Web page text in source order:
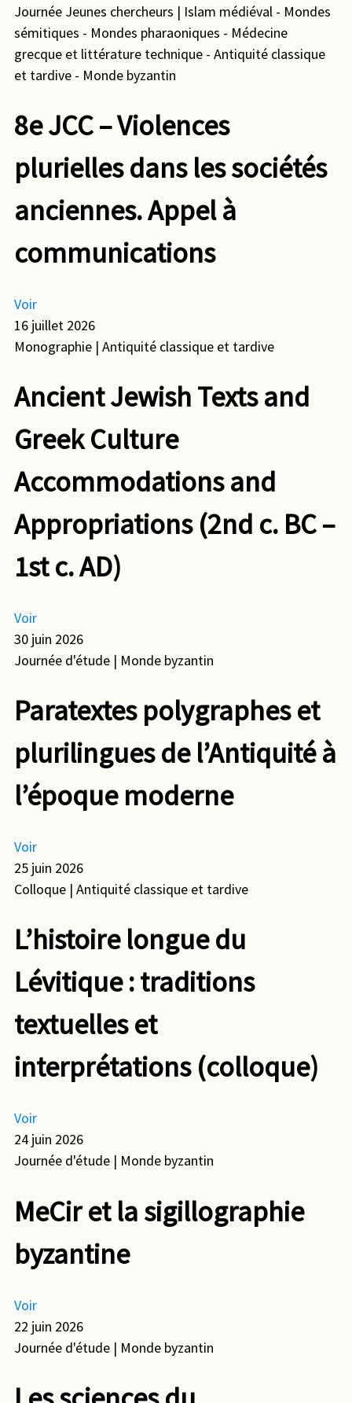
Journée Jeunes chercheurs | Islam médiéval - Mondes
sémitiques - Mondes pharaoniques - Médecine
grecque et littérature technique - Antiquité classique
et tardive - Monde byzantin
8e JCC – Violences
plurielles dans les sociétés
anciennes. Appel à
communications
Voir
16 juillet 2026
Monographie | Antiquité classique et tardive
Ancient Jewish Texts and
Greek Culture
Accommodations and
Appropriations (2nd c. BC –
1st c. AD)
Voir
30 juin 2026
Journée d'étude | Monde byzantin
Paratextes polygraphes et
plurilingues de l’Antiquité à
l’époque moderne
Voir
25 juin 2026
Colloque | Antiquité classique et tardive
L’histoire longue du
Lévitique : traditions
textuelles et
interprétations (colloque)
Voir
24 juin 2026
Journée d'étude | Monde byzantin
MeCir et la sigillographie
byzantine
Voir
22 juin 2026
Journée d'étude | Monde byzantin